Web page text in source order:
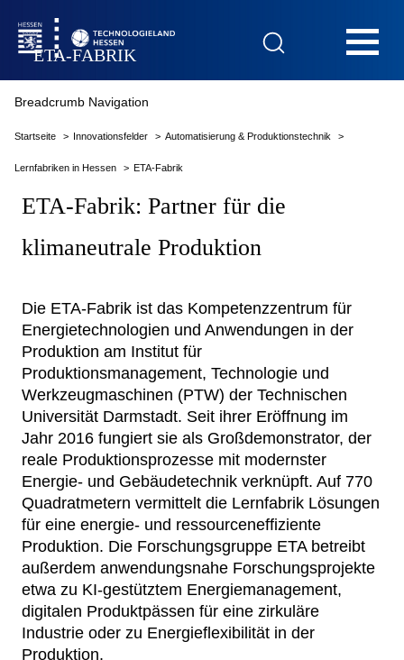
Startseite
Das Technologieland
Innovationsfelder
Beratung & Förderung
Netzwerke
ETA-FABRIK
Breadcrumb Navigation
Startseite Innovationsfelder Automatisierung & Produktionstechnik
Lernfabriken in Hessen ETA-Fabrik
ETA-Fabrik: Partner für die
klimaneutrale Produktion
Die ETA-Fabrik ist das Kompetenzzentrum für
Energietechnologien und Anwendungen in der
Produktion am Institut für
Produktionsmanagement, Technologie und
Werkzeugmaschinen (PTW) der Technischen
Universität Darmstadt. Seit ihrer Eröffnung im
Jahr 2016 fungiert sie als Großdemonstrator, der
reale Produktionsprozesse mit modernster
Energie- und Gebäudetechnik verknüpft. Auf 770
Quadratmetern vermittelt die Lernfabrik Lösungen
für eine energie- und ressourceneffiziente
Produktion. Die Forschungsgruppe ETA betreibt
außerdem anwendungsnahe Forschungsprojekte
etwa zu KI-gestütztem Energiemanagement,
digitalen Produktpässen für eine zirkuläre
Industrie oder zu Energieflexibilität in der
Produktion.